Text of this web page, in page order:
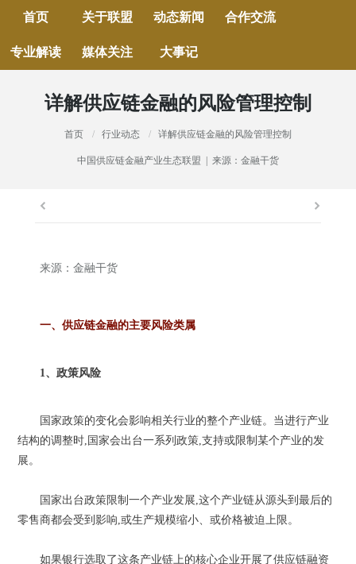
首页 关于联盟 动态新闻 合作交流
专业解读 媒体关注 大事记
详解供应链金融的风险管理控制
当前位置：
首页 行业动态 详解供应链金融的风险管理控制
中国供应链金融产业生态联盟 | 来源：金融干货
来源：金融干货
一、供应链金融的主要风险类属
1、政策风险
国家政策的变化会影响相关行业的整个产业链。当进行产业
结构的调整时,国家会出台一系列政策,支持或限制某个产业的发
展。
国家出台政策限制一个产业发展,这个产业链从源头到最后的
零售商都会受到影响,或生产规模缩小、或价格被迫上限。
如果银行选取了这条产业链上的核心企业开展了供应链融资